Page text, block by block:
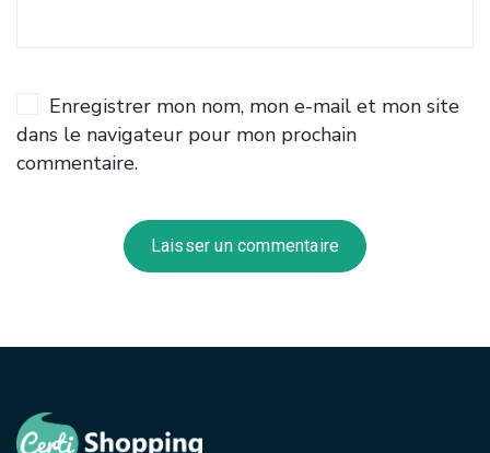
Enregistrer mon nom, mon e-mail et mon site
dans le navigateur pour mon prochain
commentaire.